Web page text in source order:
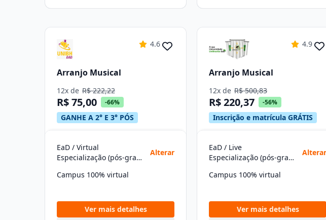
4.6
Arranjo Musical
12x de R$ 222,22
R$ 75,00 -66%
GANHE A 2° E 3° PÓS
EaD / Virtual
Especialização (pós-graduação)
Alterar
Campus 100% virtual
Ver mais detalhes
4.9
Arranjo Musical
12x de R$ 500,83
R$ 220,37 -56%
Inscrição e matrícula GRÁTIS
EaD / Live
Especialização (pós-graduação)
Alterar
Campus 100% virtual
Ver mais detalhes